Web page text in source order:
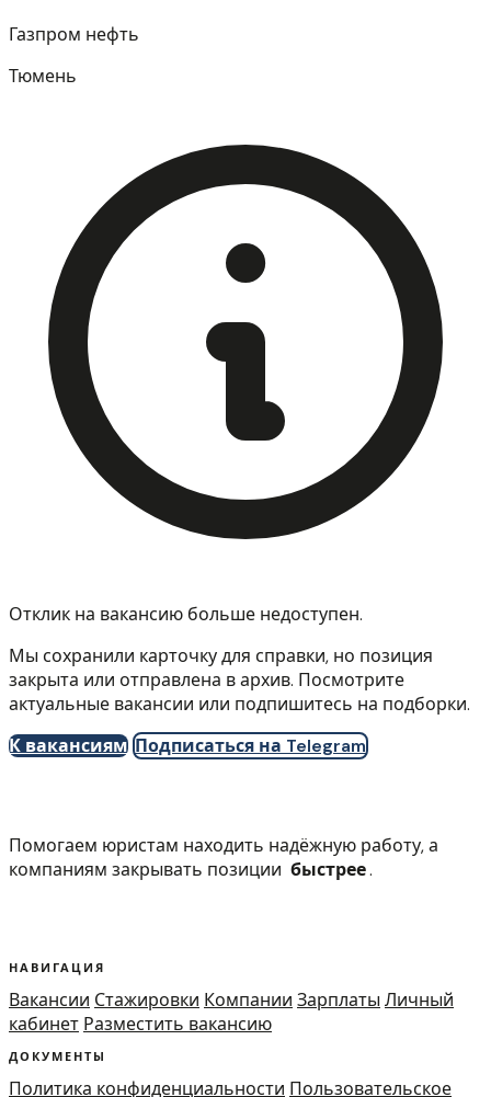
Газпром нефть
Тюмень
Отклик на вакансию больше недоступен.
Мы сохранили карточку для справки, но позиция
закрыта или отправлена в архив. Посмотрите
актуальные вакансии или подпишитесь на подборки.
К вакансиям Подписаться на Telegram
Помогаем юристам находить надёжную работу, а
компаниям закрывать позиции быстрее.
НАВИГАЦИЯ
Вакансии Стажировки Компании Зарплаты Личный
кабинет Разместить вакансию
ДОКУМЕНТЫ
Политика конфиденциальности Пользовательское